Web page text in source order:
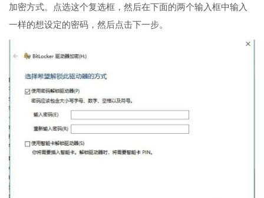
加密方式。点选这个复选框，然后在下面的两个输入框中输入
一样的想设定的密码，然后点击下一步。